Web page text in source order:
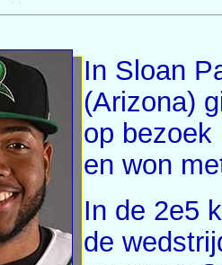
In Sloan
(Arizona)
op
en won
In de 2e5
de